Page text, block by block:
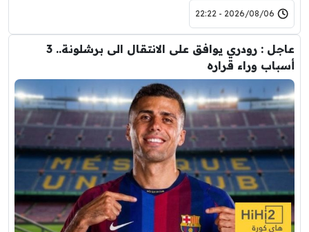
2026/08/06 - 22:22
عاجل : رودري يوافق على الانتقال الى برشلونة.. 3
أسباب وراء قراره